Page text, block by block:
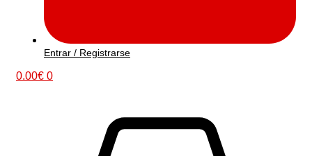
Entrar / Registrarse
0.00€ 0